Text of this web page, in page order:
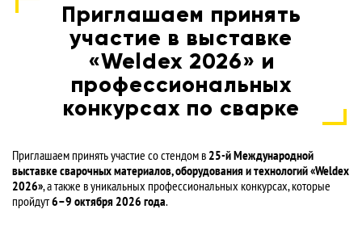
О КОМПАНИИ
КАТАЛОГ
УСЛУГИ
ПАРТНЕРЫ
НОВОСТИ
Приглашаем принять
участие в выставке
«Weldex 2026» и
профессиональных
конкурсах по сварке
Приглашаем принять участие со стендом в 25-й Международной
выставке сварочных материалов, оборудования и технологий «Weldex
2026», а также в уникальных профессиональных конкурсах, которые
пройдут6–9 октября 2026 года.